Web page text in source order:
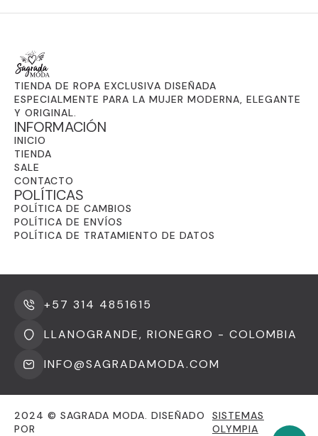
TIENDA DE ROPA EXCLUSIVA DISEÑADA
ESPECIALMENTE PARA LA MUJER MODERNA, ELEGANTE
Y ORIGINAL.
INFORMACIÓN
INICIO
TIENDA
SALE
CONTACTO
POLÍTICAS
POLÍTICA DE CAMBIOS
POLÍTICA DE ENVÍOS
POLÍTICA DE TRATAMIENTO DE DATOS
+57 314 4851615
LLANOGRANDE, RIONEGRO - COLOMBIA
INFO@SAGRADAMODA.COM
2024 © SAGRADA MODA. DISEÑADO
POR
SISTEMAS
OLYMPIA